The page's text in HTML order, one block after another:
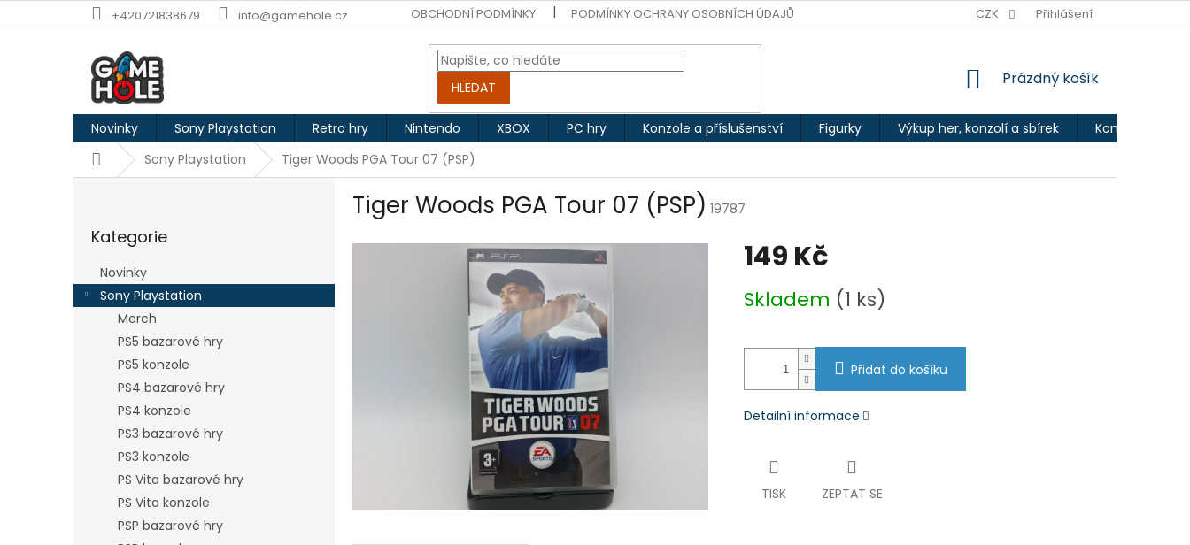
na
+420721838679 info@gamehole.cz OBCHODNÍ PODMÍNKY PODMÍNKY OCHRANY OSOBNÍCH ÚDAJŮ CZK Přihlášení
HLEDAT
NÁKUPNÍ
Prázdný košík
Novinky Sony Playstation Retro hry Nintendo XBOX PC hry Konzole a příslušenství Figurky Výkup her, konzolí a sbírek Kontakty
DomůSony Playstation Tiger Woods PGA Tour 07 (PSP)
a
n
kategorie
Kategorie
Novinky
Sony Playstation
Merch
PS5 bazarové hry
PS5 konzole
PS4 bazarové hry
PS4 konzole
PS3 bazarové hry
PS3 konzole
PS Vita bazarové hry
PS Vita konzole
PSP bazarové hry
Tiger Woods PGA Tour 07 (PSP) 19787
149 Kč
cena:
Skladem (1 ks)
Přidat do košíku
Detailní informace
TISK ZEPTAT SE